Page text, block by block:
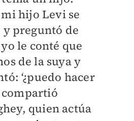
hijo Levi se
y preguntó de
le conté que
de la suya y
‘¿puedo hacer
compartió
quien actúa